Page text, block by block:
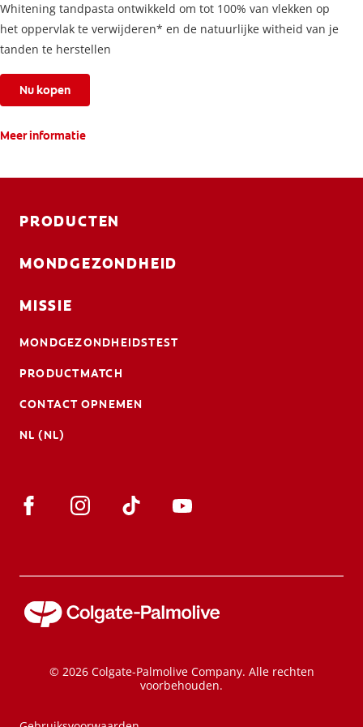
Whitening tandpasta ontwikkeld om tot 100% van vlekken op
het oppervlak te verwijderen* en de natuurlijke witheid van je
tanden te herstellen
Nu kopen
Meer informatie
PRODUCTEN
MONDGEZONDHEID
MISSIE
MONDGEZONDHEIDSTEST
PRODUCTMATCH
CONTACT OPNEMEN
NL (NL)
© 2026 Colgate-Palmolive Company. Alle rechten
voorbehouden.